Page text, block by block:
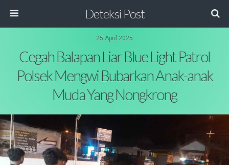
Deteksi Post
25 April 2025
Cegah Balapan Liar Blue Light Patrol
Polsek Mengwi Bubarkan Anak-anak
Muda Yang Nongkrong